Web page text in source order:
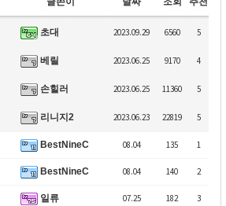
초대 2023.09.29 6560 5
베릴 2023.06.25 9170 4
손힐러 2023.06.25 11360 5
리니지2 2023.06.23 22819 5
BestNineC 08.04 135 1
BestNineC 08.04 140 2
일류 07.25 182 3